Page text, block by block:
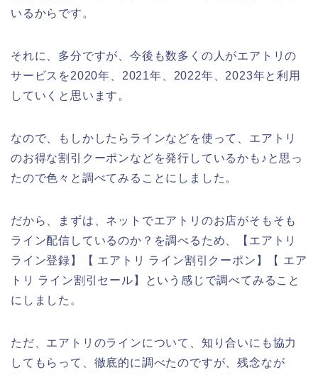
いるからです。
それに、多分ですが、今後も数多くの人がエアトリの
サービスを2020年、2021年、2022年、2023年と利用
していくと思います。
なので、もしかしたらラインなどを使って、エアトリ
のお得な割引クーポンなどを発行しているかも♪と思っ
たので色々と調べてみることにしました。
だから、まずは、ネットでエアトリのお店がそもそも
ライン配信しているのか？を調べるため、【エアトリ
ライン登録】【 エアトリ ライン割引クーポン】【 エア
トリ ライン割引セール】という感じで調べてみること
にしました。
ただ、エアトリのラインについて、知り合いにも協力
してもらって、徹底的に調べたのですが、残念なが